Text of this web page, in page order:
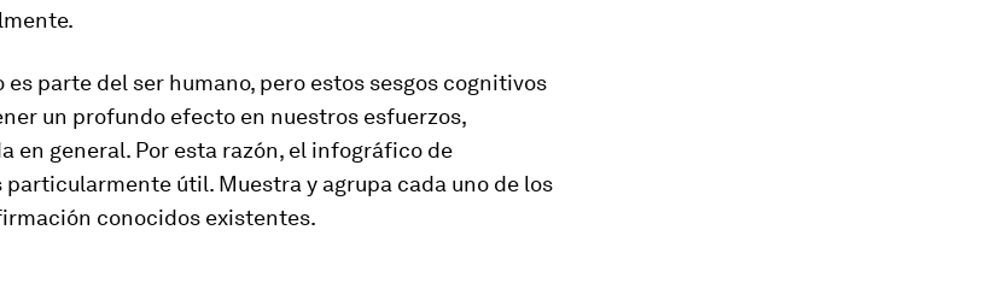
es parte del ser humano, pero estos sesgos cognitivos
un profundo efecto en nuestros esfuerzos,
en general. Por esta razón, el infográfico de
particularmente útil. Muestra y agrupa cada uno de los
conocidos existentes.